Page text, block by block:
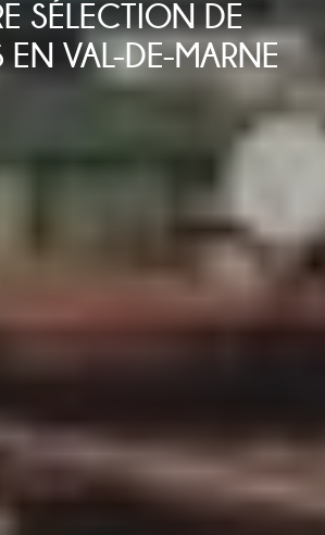
SÉLECTION DE
EN VAL-DE-MARNE